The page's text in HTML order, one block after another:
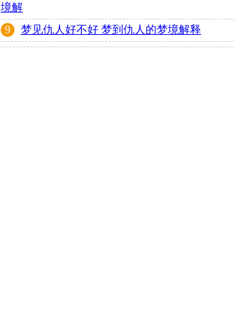
境解
9
梦见仇人好不好 梦到仇人的梦境解释